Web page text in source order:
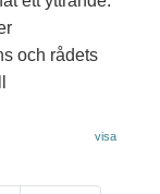
och rådets
visa